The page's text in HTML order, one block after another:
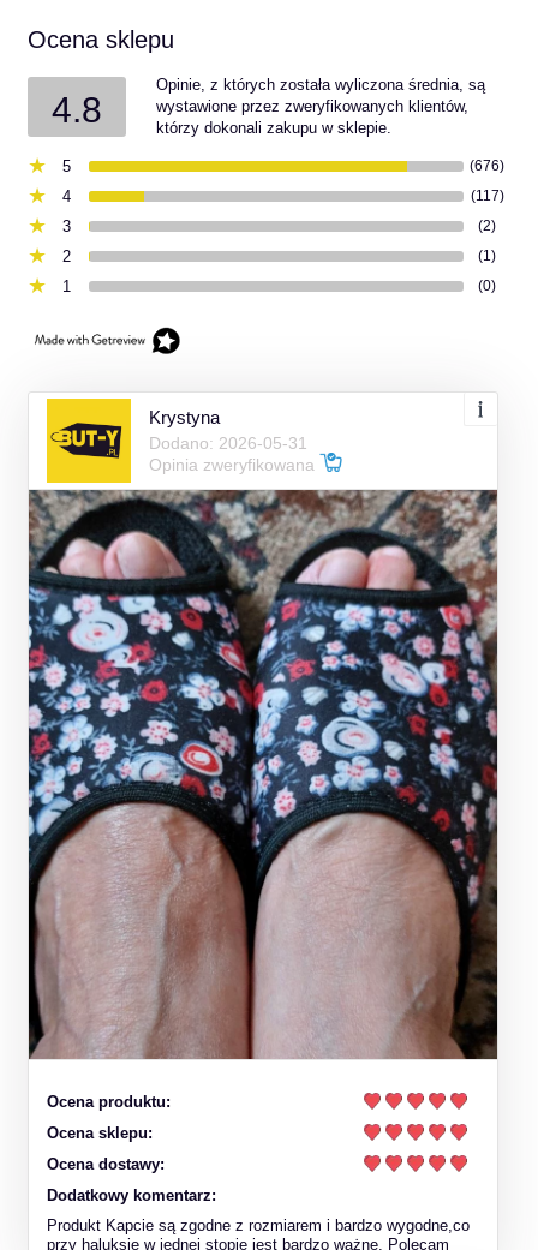
Ocena sklepu
4.8
Opinie, z których została wyliczona średnia, są
wystawione przez zweryfikowanych klientów,
którzy dokonali zakupu w sklepie.
5 (676)
4 (117)
3 (2)
2 (1)
1 (0)
Krystyna
Dodano: 2026-05-31
Opinia zweryfikowana
Ocena produktu:
Ocena sklepu:
Ocena dostawy:
Dodatkowy komentarz:
Produkt Kapcie są zgodne z rozmiarem i bardzo wygodne,co
przy haluksie w jednej stopie jest bardzo ważne. Polecam